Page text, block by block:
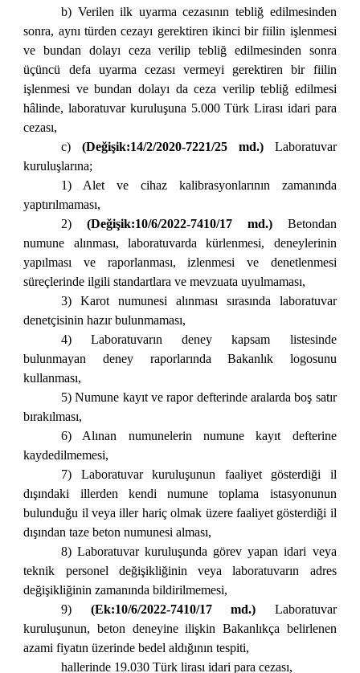
b) Verilen ilk uyarma cezasının tebliğ edilmesinden
sonra, aynı türden cezayı gerektiren ikinci bir fiilin işlenmesi
ve bundan dolayı ceza verilip tebliğ edilmesinden sonra
üçüncü defa uyarma cezası vermeyi gerektiren bir fiilin
işlenmesi ve bundan dolayı da ceza verilip tebliğ edilmesi
hâlinde, laboratuvar kuruluşuna 5.000 Türk Lirası idari para
cezası,
c) (Değişik:14/2/2020-7221/25 md.)Laboratuvar
kuruluşlarına;
1) Alet ve cihaz kalibrasyonlarının zamanında
yaptırılmaması,
2) (Değişik:10/6/2022-7410/17 md.)Betondan
numune alınması, laboratuvarda kürlenmesi, deneylerinin
yapılması ve raporlanması, izlenmesi ve denetlenmesi
süreçlerinde ilgili standartlara ve mevzuata uyulmaması,
3) Karot numunesi alınması sırasında laboratuvar
denetçisinin hazır bulunmaması,
4) Laboratuvarın deney kapsam listesinde
bulunmayan deney raporlarında Bakanlık logosunu
kullanması,
5) Numune kayıt ve rapor defterinde aralarda boş satır
bırakılması,
6) Alınan numunelerin numune kayıt defterine
kaydedilmemesi,
7) Laboratuvar kuruluşunun faaliyet gösterdiği il
dışındaki illerden kendi numune toplama istasyonunun
bulunduğu il veya iller hariç olmak üzere faaliyet gösterdiği il
dışından taze beton numunesi alması,
8) Laboratuvar kuruluşunda görev yapan idari veya
teknik personel değişikliğinin veya laboratuvarın adres
değişikliğinin zamanında bildirilmemesi,
9) (Ek:10/6/2022-7410/17 md.) Laboratuvar
kuruluşunun, beton deneyine ilişkin Bakanlıkça belirlenen
azami fiyatın üzerinde bedel aldığının tespiti,
hallerinde 19.030 Türk lirası idari para cezası,